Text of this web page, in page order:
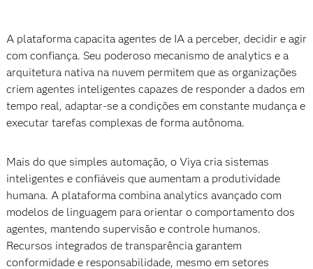
A plataforma capacita agentes de IA a perceber, decidir e agir
com confiança. Seu poderoso mecanismo de analytics e a
arquitetura nativa na nuvem permitem que as organizações
criem agentes inteligentes capazes de responder a dados em
tempo real, adaptar-se a condições em constante mudança e
executar tarefas complexas de forma autônoma.
Mais do que simples automação, o Viya cria sistemas
inteligentes e confiáveis que aumentam a produtividade
humana. A plataforma combina analytics avançado com
modelos de linguagem para orientar o comportamento dos
agentes, mantendo supervisão e controle humanos.
Recursos integrados de transparência garantem
conformidade e responsabilidade, mesmo em setores